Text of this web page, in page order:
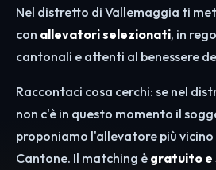
Nel distretto di Vallemaggia ti
con allevatori selezionati, in
cantonali e attenti al benessere
Raccontaci cosa cerchi: se nel
non c'è in questo momento il
proponiamo l'allevatore più vicino
Cantone. Il matching è gratuito e